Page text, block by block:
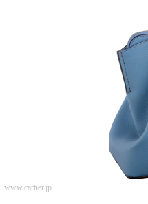
www.cartier.jp